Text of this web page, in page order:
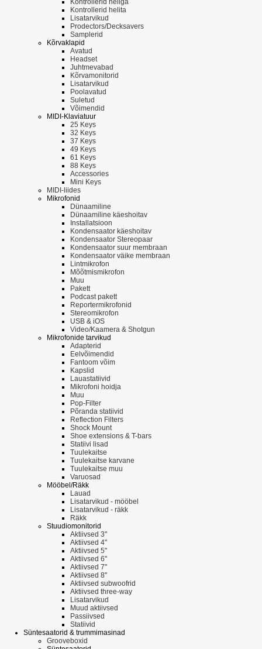
Kontrollerid heliga
Kontrollerid helita
Lisatarvikud
Prodectors/Decksavers
Samplerid
Kõrvaklapid
Avatud
Headset
Juhtmevabad
Kõrvamonitorid
Lisatarvikud
Poolavatud
Suletud
Võimendid
MIDI-Klaviatuur
25 Keys
32 Keys
37 Keys
49 Keys
61 Keys
88 Keys
Accessories
Mini Keys
MIDI-liides
Mikrofonid
Dünaamiline
Dünaamiline käeshoitav
Installatsioon
Kondensaator käeshoitav
Kondensaator Stereopaar
Kondensaator suur membraan
Kondensaator väike membraan
Lintmikrofon
Mõõtmismikrofon
Muu
Pakett
Podcast pakett
Reportermikrofonid
Stereomikrofon
USB & iOS
Video/Kaamera & Shotgun
Mikrofonide tarvikud
Adapterid
Eelvõimendid
Fantoom võim
Kapslid
Lauastatiivid
Mikrofoni hoidja
Muu
Pop-Filter
Põranda statiivid
Reflection Filters
Shock Mount
Shoe extensions & T-bars
Statiivi lisad
Tuulekaitse
Tuulekaitse karvane
Tuulekaitse muu
Varuosad
Mööbel/Räkk
Lauad
Lisatarvikud - mööbel
Lisatarvikud - räkk
Räkk
Stuudiomonitorid
Aktiivsed 3"
Aktiivsed 4"
Aktiivsed 5"
Aktiivsed 6"
Aktiivsed 7"
Aktiivsed 8"
Aktiivsed subwoofrid
Aktiivsed three-way
Lisatarvikud
Muud aktiivsed
Passiivsed
Statiivid
Süntesaatorid & trummimasinad
Grooveboxid